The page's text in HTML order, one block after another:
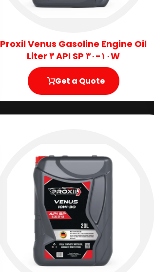
Proxil Venus Gasoline Engine Oil
١٠W-٣٠ API SP ٣ Liter
Get a Quote